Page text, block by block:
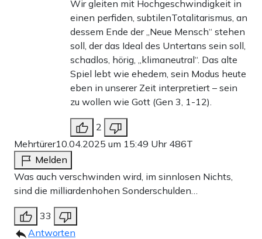
Wir gleiten mit Hochgeschwindigkeit in
einen perfiden, subtilenTotalitarismus, an
dessem Ende der „Neue Mensch“ stehen
soll, der das Ideal des Untertans sein soll,
schadlos, hörig, „klimaneutral“. Das alte
Spiel lebt wie ehedem, sein Modus heute
eben in unserer Zeit interpretiert – sein
zu wollen wie Gott (Gen 3, 1-12).
2
Mehrtürer10.04.2025 um 15:49 Uhr 486T
Melden
Was auch verschwinden wird, im sinnlosen Nichts,
sind die milliardenhohen Sonderschulden…
33
Antworten